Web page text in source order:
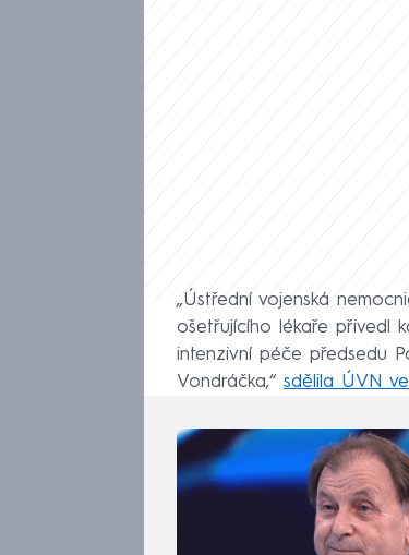
„Ústřední vojenská
ošetřujícího lékaře přivedl
intenzivní péče předsedu
Vondráčka,“ sdělila ÚVN